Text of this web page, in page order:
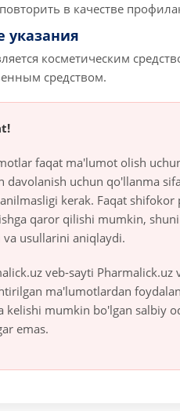
в качестве
указания
косметическим
средством.
faqat ma'lumot olish
davolanish uchun qo'llanma
kerak. Faqat shifokor
qaror qilishi mumkin,
va usullarini aniqlaydi.
veb-sayti Pharmalick.uz
ma'lumotlardan
kelishi mumkin bo'lgan salbiy
emas.